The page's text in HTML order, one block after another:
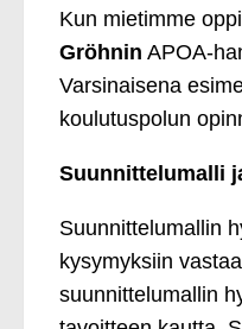
Kun mietimme
Gröhnin APOA-
Varsinaisena
koulutuspolun
Suunnittelumalli
Suunnittelumallin
kysymyksiin
suunnittelumallin